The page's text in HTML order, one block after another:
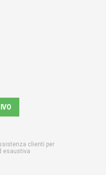
clienti per
esaustiva